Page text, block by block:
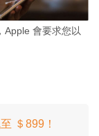
Apple 會要求您以
＄899！